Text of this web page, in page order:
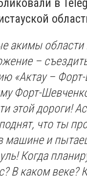
в
акимы области
–
«Актау –
Форт-
этой дороги!
что ты
машине и
Когда
В каком веке?